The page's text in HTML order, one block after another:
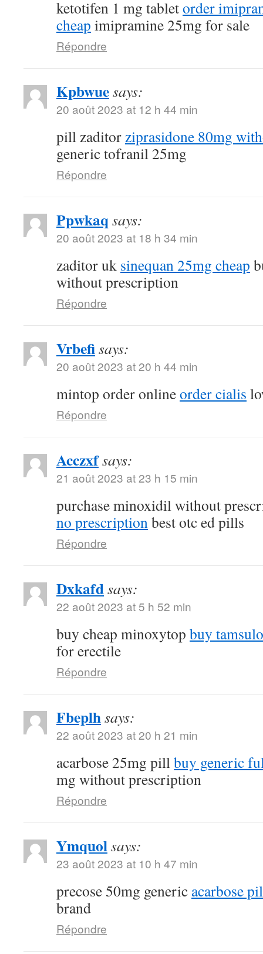
ketotifen 1 mg tabletorder
cheap imipramine 25mg for sale
Répondre
Kpbwuesays:
20 août 2023 at 12 h 44 min
pill zaditorziprasidone 80mg
generic tofranil 25mg
Répondre
Ppwkaq says:
20 août 2023 at 18 h 34 min
zaditor uk sinequan 25mg cheap
without prescription
Répondre
Vrbefisays:
20 août 2023 at 20 h 44 min
mintop order onlineorder cialis
Répondre
Acczxfsays:
21 août 2023 at 23 h 15 min
purchase minoxidil without
no prescriptionbest otc ed pills
Répondre
Dxkafdsays:
22 août 2023 at 5 h 52 min
buy cheap minoxytop buy
for erectile
Répondre
Fbeplhsays:
22 août 2023 at 20 h 21 min
acarbose 25mg pillbuy generic
mg without prescription
Répondre
Ymquolsays:
23 août 2023 at 10 h 47 min
precose 50mg generic acarbose
brand
Répondre